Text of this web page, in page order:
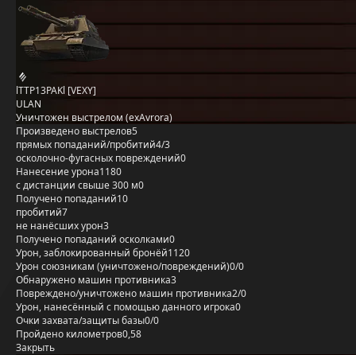
lTTP13PAKl [VEXY]
ULAN
Уничтожен выстрелом (exAvrora)
Произведено выстрелов5
прямых попаданий/пробитий4/3
осколочно-фугасных повреждений0
Нанесение урона1180
с дистанции свыше 300 м0
Получено попаданий10
пробитий7
не нанёсших урон3
Получено попаданий осколками0
Урон, заблокированный бронёй1120
Урон союзникам (уничтожено/повреждений)0/0
Обнаружено машин противника3
Повреждено/уничтожено машин противника2/0
Урон, нанесённый с помощью данного игрока0
Очки захвата/защиты базы0/0
Пройдено километров0,58
Закрыть